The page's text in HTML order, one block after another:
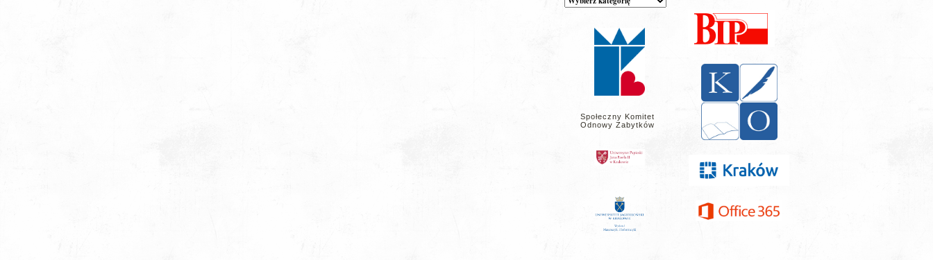
wpisów
Społeczny Komitet
Odnowy Zabytków